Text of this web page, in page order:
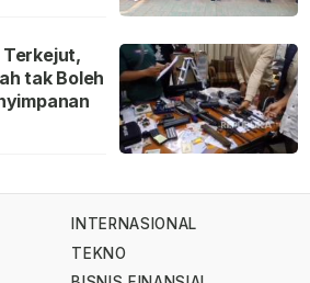
Terkejut,
tak Boleh
INTERNASIONAL
TEKNO